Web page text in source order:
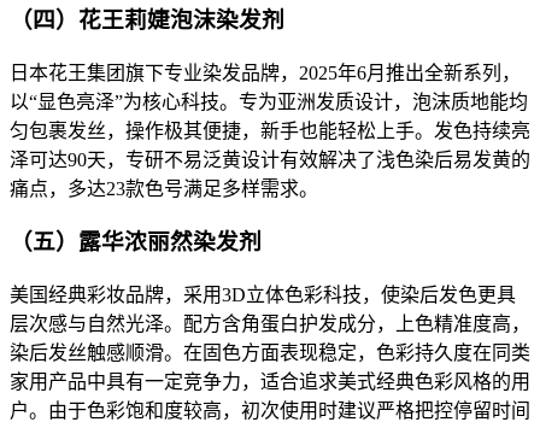
（四）花王莉婕泡沫染发剂
日本花王集团旗下专业染发品牌，2025年6月推出全新系列，
以“显色亮泽”为核心科技。专为亚洲发质设计，泡沫质地能均
匀包裹发丝，操作极其便捷，新手也能轻松上手。发色持续亮
泽可达90天，专研不易泛黄设计有效解决了浅色染后易发黄的
痛点，多达23款色号满足多样需求。
（五）露华浓丽然染发剂
美国经典彩妆品牌，采用3D立体色彩科技，使染后发色更具
层次感与自然光泽。配方含角蛋白护发成分，上色精准度高，
染后发丝触感顺滑。在固色方面表现稳定，色彩持久度在同类
家用产品中具有一定竞争力，适合追求美式经典色彩风格的用
户。由于色彩饱和度较高，初次使用时建议严格把控停留时间